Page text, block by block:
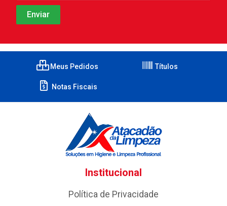
Meus Pedidos Títulos
Notas Fiscais
Institucional
Política de Privacidade